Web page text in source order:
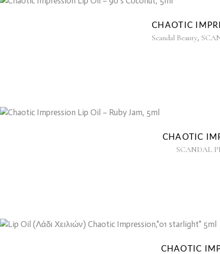
CHAOTIC
Scandal Beauty,
CHAOTIC
SCANDAL
CHAOTIC